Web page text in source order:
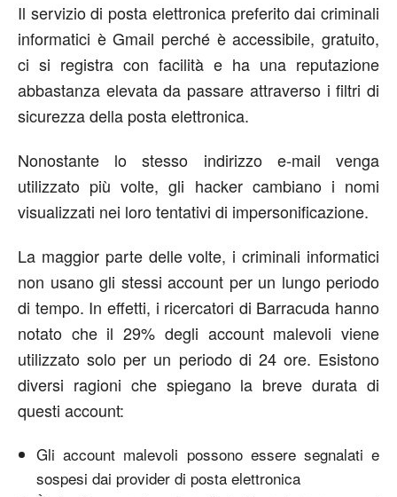
Il servizio di posta elettronica preferito dai criminali
informatici è Gmail perché è accessibile, gratuito,
ci si registra con facilità e ha una reputazione
abbastanza elevata da passare attraverso i filtri di
sicurezza della posta elettronica.
Nonostante lo stesso indirizzo e-mail venga
utilizzato più volte, gli hacker cambiano i nomi
visualizzati nei loro tentativi di impersonificazione.
La maggior parte delle volte, i criminali informatici
non usano gli stessi account per un lungo periodo
di tempo. In effetti, i ricercatori di Barracuda hanno
notato che il 29% degli account malevoli viene
utilizzato solo per un periodo di 24 ore. Esistono
diversi ragioni che spiegano la breve durata di
questi account:
Gli account malevoli possono essere segnalati e
sospesi dai provider di posta elettronica